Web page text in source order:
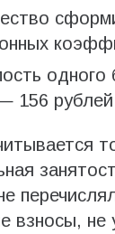
одного
156 рублей
взносы, не